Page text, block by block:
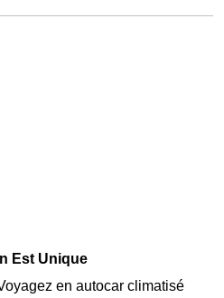
Est Unique
en autocar climatisé